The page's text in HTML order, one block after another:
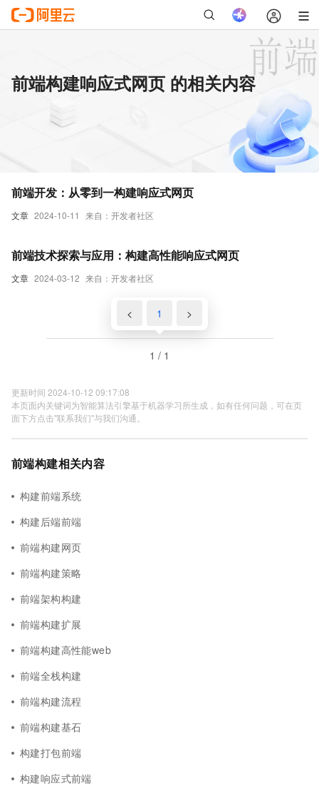
前端构建响应式网页 的相关内容
文章 2024-10-11 来自：开发者社区
前端开发：从零到一构建响应式网页
文章 2024-03-12 来自：开发者社区
前端技术探索与应用：构建高性能响应式网页
< 1 >
1 / 1
更新时间 2024-10-12 09:17:08
本页面内关键词为智能算法引擎基于机器学习所生成，如有任何问题，可在页
面下方点击"联系我们"与我们沟通。
前端构建相关内容
构建前端系统
构建后端前端
前端构建网页
前端构建策略
前端架构构建
前端构建扩展
前端构建高性能web
前端全栈构建
前端构建流程
前端构建基石
构建打包前端
构建响应式前端